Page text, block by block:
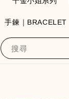
搜尋
手鍊｜BRACELET